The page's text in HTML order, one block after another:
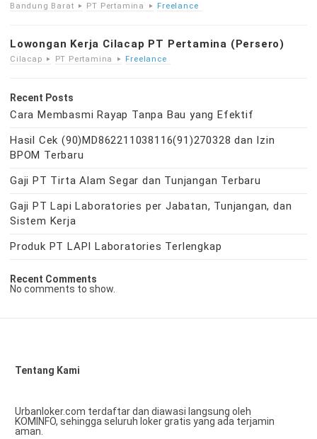
Bandung Barat PT Pertamina Freelance
Lowongan Kerja Cilacap PT Pertamina (Persero)
Cilacap PT Pertamina Freelance
Recent Posts
Cara Membasmi Rayap Tanpa Bau yang Efektif
Hasil Cek (90)MD862211038116(91)270328 dan Izin
BPOM Terbaru
Gaji PT Tirta Alam Segar dan Tunjangan Terbaru
Gaji PT Lapi Laboratories per Jabatan, Tunjangan, dan
Sistem Kerja
Produk PT LAPI Laboratories Terlengkap
Recent Comments
No comments to show.
Tentang Kami
Urbanloker.com terdaftar dan diawasi langsung oleh
KOMINFO, sehingga seluruh loker gratis yang ada terjamin
aman.